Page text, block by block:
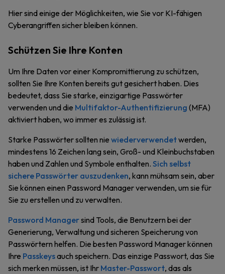
Hier sind einige der Möglichkeiten, wie Sie vor KI-fähigen
Cyberangriffen sicher bleiben können.
Schützen Sie Ihre Konten
Um Ihre Daten vor einer Kompromittierung zu schützen,
sollten Sie Ihre Konten bereits gut gesichert haben. Dies
bedeutet, dass Sie starke, einzigartige Passwörter
verwenden und die Multifaktor-Authentifizierung (MFA)
aktiviert haben, wo immer es zulässig ist.
Starke Passwörter sollten nie wiederverwendetwerden,
mindestens 16 Zeichen lang sein, Groß- und Kleinbuchstaben
haben und Zahlen und Symbole enthalten. Sich selbst
sichere Passwörter auszudenken, kann mühsam sein, aber
Sie können einen Password Manager verwenden, um sie für
Sie zu erstellen und zu verwalten.
Password Managersind Tools, die Benutzern bei der
Generierung, Verwaltung und sicheren Speicherung von
Passwörtern helfen. Die besten Password Manager können
Ihre Passkeysauch speichern. Das einzige Passwort, das Sie
sich merken müssen, ist Ihr Master-Passwort, das als